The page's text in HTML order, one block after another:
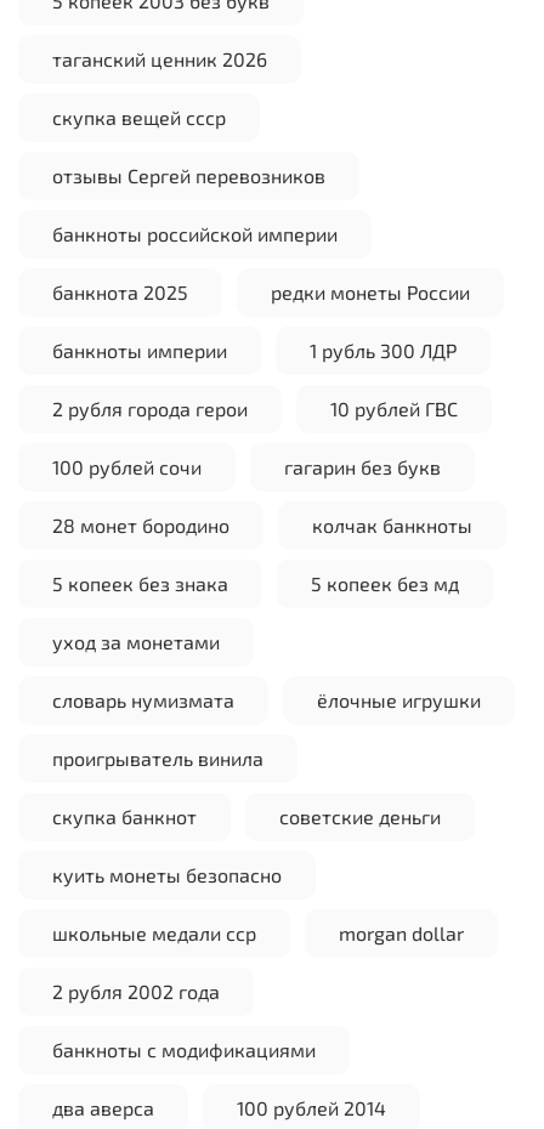
таганский ценник 2026
скупка вещей ссср
отзывы Сергей перевозников
банкноты российской империи
банкнота 2025 редки монеты России
банкноты империи 1 рубль 300 ЛДР
2 рубля города герои 10 рублей ГВС
100 рублей сочи гагарин без букв
28 монет бородино колчак банкноты
5 копеек без знака 5 копеек без мд
уход за монетами
словарь нумизмата ёлочные игрушки
проигрыватель винила
скупка банкнот советские деньги
куить монеты безопасно
школьные медали сср morgan dollar
2 рубля 2002 года
банкноты с модификациями
два аверса 100 рублей 2014